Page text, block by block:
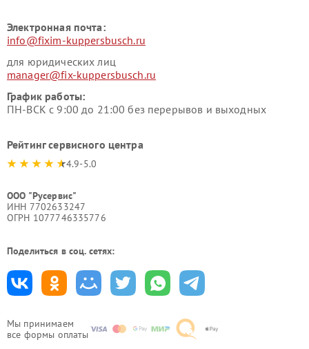
Мы принимаем
все формы оплаты
Электронная почта:
info@fixim-kuppersbusch.ru
для юридических лиц
manager@fix-kuppersbusch.ru
График работы:
ПН-ВСК с 9:00 до 21:00 без перерывов и выходных
Рейтинг сервисного центра
4.9-5.0
ООО "Русервис"
ИНН 7702633247
ОГРН 1077746335776
Поделиться в соц. сетях: